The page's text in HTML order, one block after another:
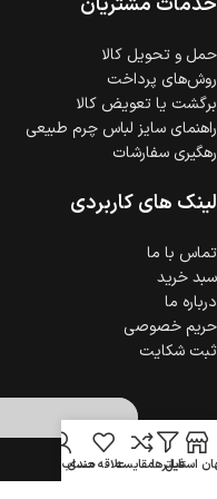
گارانتی معتبر برایحمل‌ و تحویل کالا
روش‌های پرداخت
برگشت یا تعویض کالا
راهنمای سایز لباس چرم طبیعی
رهگیری سفارشات
لینک های کاربردی
تماس با ما
سبد خرید
درباره ما
حریم خصوصی
ثبت شکایت
استایل
فیلترهامقایسهعلاقه مندیحساب کاربری